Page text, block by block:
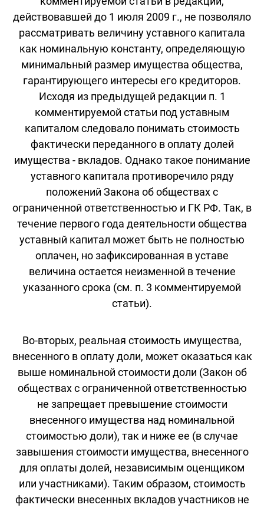
действовавшей до 1 июля 2009 г., не позволяло
рассматривать величину уставного капитала
как номинальную константу, определяющую
минимальный размер имущества общества,
гарантирующего интересы его кредиторов.
Исходя из предыдущей редакции п. 1
комментируемой статьи под уставным
капиталом следовало понимать стоимость
фактически переданного в оплату долей
имущества - вкладов. Однако такое понимание
уставного капитала противоречило ряду
положений Закона об обществах с
ограниченной ответственностью и ГК РФ. Так, в
течение первого года деятельности общества
уставный капитал может быть не полностью
оплачен, но зафиксированная в уставе
величина остается неизменной в течение
указанного срока (см. п. 3 комментируемой
статьи).
Во-вторых, реальная стоимость имущества,
внесенного в оплату доли, может оказаться как
выше номинальной стоимости доли (Закон об
обществах с ограниченной ответственностью
не запрещает превышение стоимости
внесенного имущества над номинальной
стоимостью доли), так и ниже ее (в случае
завышения стоимости имущества, внесенного
для оплаты долей, независимым оценщиком
или участниками). Таким образом, стоимость
фактически внесенных вкладов участников не